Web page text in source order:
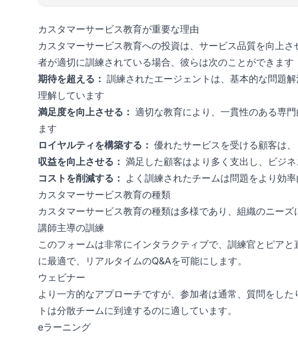
カスタマーサービス教育が重要な理由
カスタマーサービス教育への投資は、サービス品質を向上
者が適切に訓練されている場合、彼らは次のことができます
期待を超える： 訓練されたエージェントは、基本的な問題
理解しています
満足度を向上させる： 適切な教育により、一貫性のある専
ます
ロイヤルティを構築する： 優れたサービスを受ける顧客は
収益を向上させる： 満足した顧客はより多く支出し、ビジ
コストを削減する： よく訓練されたチームは問題をより効
カスタマーサービス教育の種類
カスタマーサービス教育の種類は多様であり、組織のニーズ
講師主導の訓練
このフォームは非常にインタラクティブで、訓練官とピア
に最適で、リアルタイムのQ&Aを可能にします。
ウェビナー
より一方的なアプローチですが、参加者は通常、質問をし
トは分散チームに到達するのに適しています。
eラーニング